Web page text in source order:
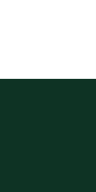
servizio